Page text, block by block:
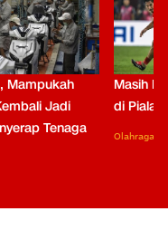
Mampukah
Jadi
Tenaga
Masih
di Piala
Olahraga